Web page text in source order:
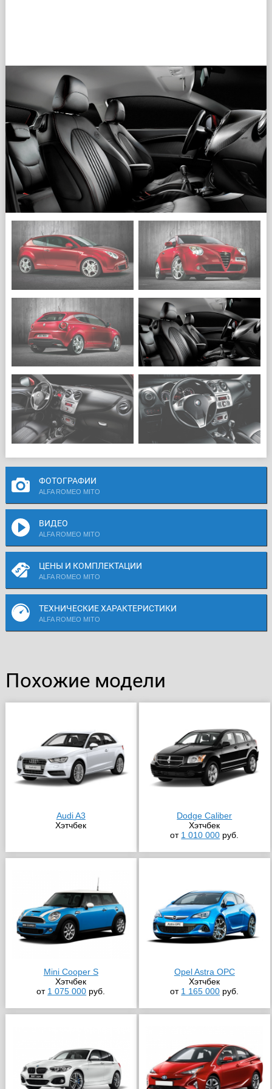
ФОТОГРАФИИ
ALFA ROMEO MITO
ВИДЕО
ALFA ROMEO MITO
ЦЕНЫ И КОМПЛЕКТАЦИИ
ALFA ROMEO MITO
ТЕХНИЧЕСКИЕ ХАРАКТЕРИСТИКИ
ALFA ROMEO MITO
Похожие модели
Audi A3
Хэтчбек
Dodge Caliber
Хэтчбек
от 1 010 000 руб.
Mini Cooper S
Хэтчбек
от 1 075 000 руб.
Opel Astra OPC
Хэтчбек
от 1 165 000 руб.